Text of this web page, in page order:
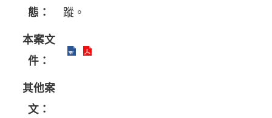
態：
蹤。
本案文
件：
其他案
文：